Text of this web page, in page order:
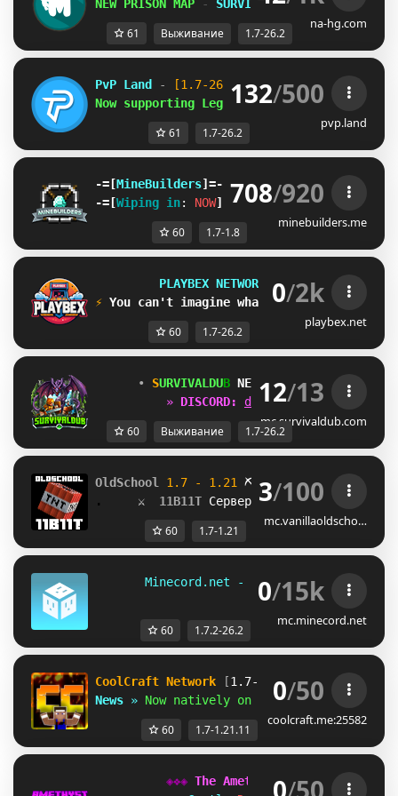
NEW PRISON MAP
- SURVIVAL S6 AUG 8th
na-hg.com
61 Выживание 1.7-26.2
PvP Land -
[1.7-26.2]
Now supporting Legacy & Modern Combat!
132/500
pvp.land
61 1.7-26.2
-=[MineBuilders]=-               -=[
-=[Wiping in: NOW]=-708/920
minebuilders.me
60 1.7-1.8
PLAYBEX NETWORK [1.7 -
⚡ You can't imagine what's coming next!
0/2k
playbex.net
60 1.7-26.2
• SURVIVAL DUB NETWORK ☍ [1.7-26.2] •
» DISCORD: d sc ord s urv a
12/13
mc.survivaldub.com
60 Выживание 1.7-26.2
OldSchool 1.7 - 1.21 ⛏
. ⚔ 11B11T Cервер без ПРАВИЛ и
3/100
mc.vanillaoldscho…
60 1.7-1.21
Minecord.net - [1.7.2
0/15k
mc.minecord.net
60 1.7.2-26.2
CoolCraft Network [1.7-1.21 ]
News » Now natively on Minecraft 1.21.11
0/50
coolcraft.me:25582
60 1.7-1.21.11
◈❖◈ The Amethyst Empire
◈❖◈